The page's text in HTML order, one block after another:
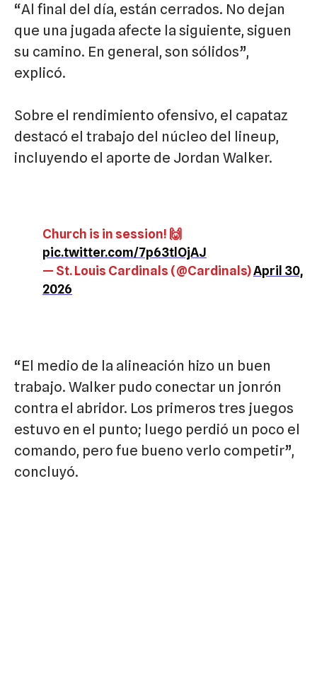
“Al final del día, están cerrados. No dejan
que una jugada afecte la siguiente, siguen
su camino. En general, son sólidos”,
explicó.
Sobre el rendimiento ofensivo, el capataz
destacó el trabajo del núcleo del lineup,
incluyendo el aporte de Jordan Walker.
Church is in session! 🙌
pic.twitter.com/7p63tlOjAJ
— St. Louis Cardinals (@Cardinals)April 30,
2026
“El medio de la alineación hizo un buen
trabajo. Walker pudo conectar un jonrón
contra el abridor. Los primeros tres juegos
estuvo en el punto; luego perdió un poco el
comando, pero fue bueno verlo competir”,
concluyó.